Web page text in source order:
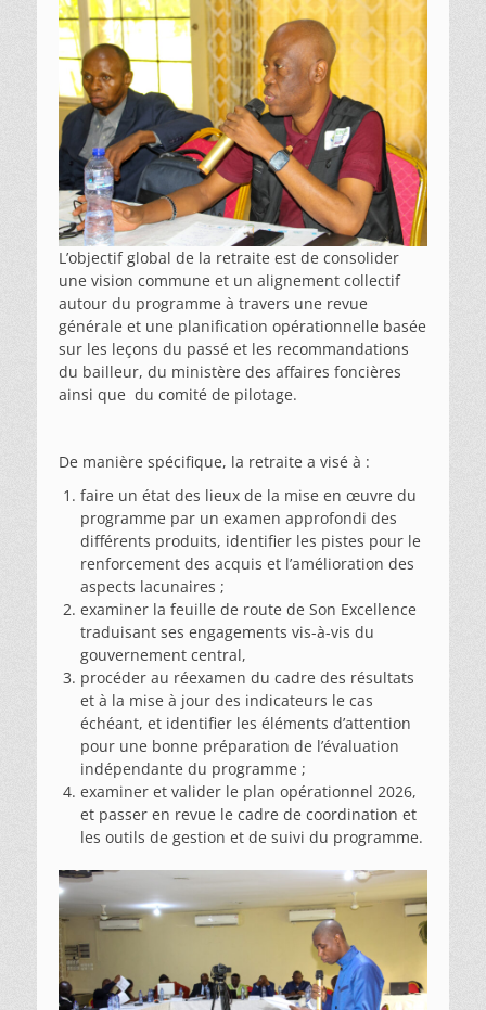
L’objectif global de la retraite est de consolider
une vision commune et un alignement collectif
autour du programme à travers une revue
générale et une planification opérationnelle basée
sur les leçons du passé et les recommandations
du bailleur, du ministère des affaires foncières
ainsi que du comité de pilotage.
De manière spécifique, la retraite a visé à :
faire un état des lieux de la mise en œuvre du
programme par un examen approfondi des
différents produits, identifier les pistes pour le
renforcement des acquis et l’amélioration des
aspects lacunaires ;
examiner la feuille de route de Son Excellence
traduisant ses engagements vis-à-vis du
gouvernement central,
procéder au réexamen du cadre des résultats
et à la mise à jour des indicateurs le cas
échéant, et identifier les éléments d’attention
pour une bonne préparation de l’évaluation
indépendante du programme ;
examiner et valider le plan opérationnel 2026,
et passer en revue le cadre de coordination et
les outils de gestion et de suivi du programme.